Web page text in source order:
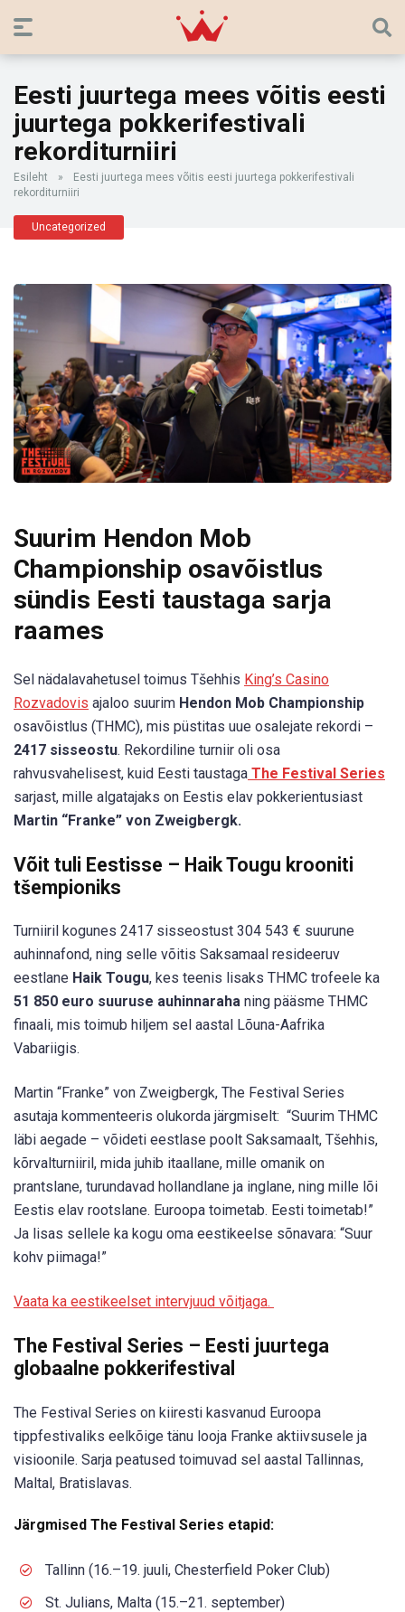
Eesti juurtega mees võitis eesti
juurtega pokkerifestivali
rekorditurniiri
Esileht »
Eesti juurtega mees võitis eesti juurtega pokkerifestivali
rekorditurniiri
Uncategorized
Suurim Hendon Mob
Championship osavõistlus
sündis Eesti taustaga sarja
raames
Sel nädalavahetusel toimus Tšehhis King’s Casino
Rozvadovis ajaloo suurim Hendon Mob Championship
osavõistlus (THMC), mis püstitas uue osalejate rekordi –
2417 sisseostu. Rekordiline turniir oli osa
rahvusvahelisest, kuid Eesti taustaga The Festival Series
sarjast, mille algatajaks on Eestis elav pokkerientusiast
Martin “Franke” von Zweigbergk.
Võit tuli Eestisse – Haik Tougu krooniti
tšempioniks
Turniiril kogunes 2417 sisseostust 304 543 € suurune
auhinnafond, ning selle võitis Saksamaal resideeruv
eestlane Haik Tougu, kes teenis lisaks THMC trofeele ka
51 850 euro suuruse auhinnaraha ning pääsme THMC
finaali, mis toimub hiljem sel aastal Lõuna-Aafrika
Vabariigis.
Martin “Franke” von Zweigbergk, The Festival Series
asutaja kommenteeris olukorda järgmiselt: “Suurim THMC
läbi aegade – võideti eestlase poolt Saksamaalt, Tšehhis,
kõrvalturniiril, mida juhib itaallane, mille omanik on
prantslane, turundavad hollandlane ja inglane, ning mille lõi
Eestis elav rootslane. Euroopa toimetab. Eesti toimetab!”
Ja lisas sellele ka kogu oma eestikeelse sõnavara: “Suur
kohv piimaga!”
Vaata ka eestikeelset intervjuud võitjaga.
The Festival Series – Eesti juurtega
globaalne pokkerifestival
The Festival Series on kiiresti kasvanud Euroopa
tippfestivaliks eelkõige tänu looja Franke aktiivsusele ja
visioonile. Sarja peatused toimuvad sel aastal Tallinnas,
Maltal, Bratislavas.
Järgmised The Festival Series etapid:
Tallinn (16.–19. juuli, Chesterfield Poker Club)
St. Julians, Malta (15.–21. september)